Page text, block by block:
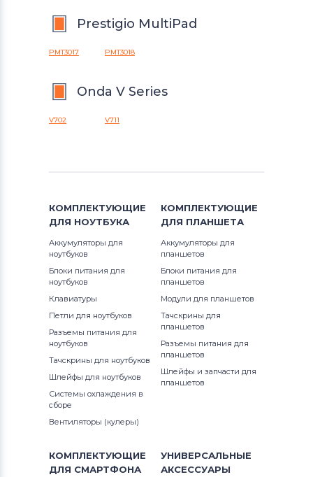
Prestigio MultiPad
PMT3017 PMT3018
Onda V Series
V702 V711
КОМПЛЕКТУЮЩИЕ
ДЛЯ НОУТБУКА
Аккумуляторы для
ноутбуков
Блоки питания для
ноутбуков
Клавиатуры
Петли для ноутбуков
Разъемы питания для
ноутбуков
Тачскрины для ноутбуков
Шлейфы для ноутбуков
Системы охлаждения в
сборе
Вентиляторы (кулеры)
КОМПЛЕКТУЮЩИЕ
ДЛЯ ПЛАНШЕТА
Аккумуляторы для
планшетов
Блоки питания для
планшетов
Модули для планшетов
Тачскрины для
планшетов
Разъемы питания для
планшетов
Шлейфы и запчасти для
планшетов
КОМПЛЕКТУЮЩИЕ
ДЛЯ СМАРТФОНА
УНИВЕРСАЛЬНЫЕ
АКСЕССУАРЫ